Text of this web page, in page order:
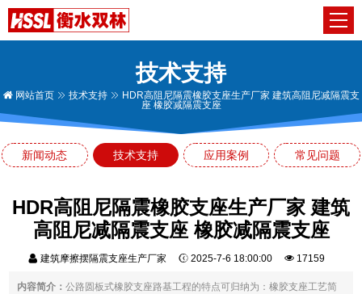
技术支持
网站首页 技术支持
HDR高阻尼隔震橡胶支座生产厂家 建筑高阻尼减隔震支
座 橡胶减隔震支座
新闻动态 技术支持 应用案例 常见问题
HDR高阻尼隔震橡胶支座生产厂家 建筑
高阻尼减隔震支座 橡胶减隔震支座
建筑摩擦摆隔震支座生产厂家 2025-7-6 18:00:00 17159
内容简介：公路圆板式橡胶支座路基工程的特点可归纳为：橡胶支座工艺简